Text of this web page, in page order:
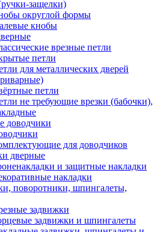
защелки)
округлой формы
кнобы
врезные петли
петли
для металлических дверей
петли
не требующие врезки (бабочки),
доводчики
для доводчиков
дверные
и защитные накладки
накладки
поворотники, шпингалеты,
задвижки
задвижки и шпингалеты